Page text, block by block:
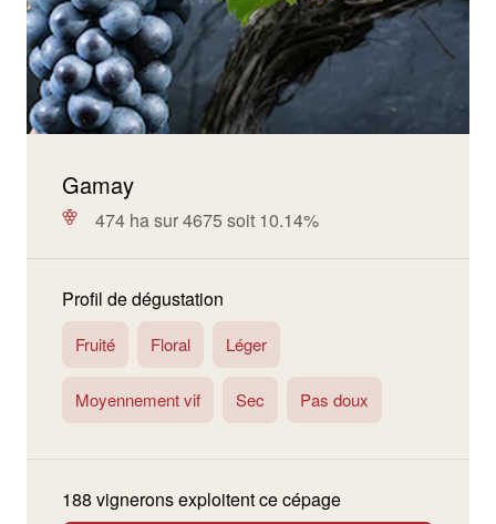
Gamay
474 ha sur 4675 soit 10.14%
Profil de dégustation
Fruité Floral Léger
Moyennement vif Sec Pas doux
188 vignerons exploitent ce cépage